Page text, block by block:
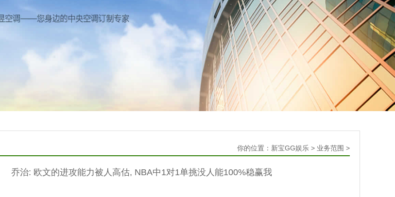
你的位置： 新宝GG娱乐 > 业务范围 >
乔治: 欧文的进攻能力被人高估, NBA中1对1单挑没人能100%稳赢我